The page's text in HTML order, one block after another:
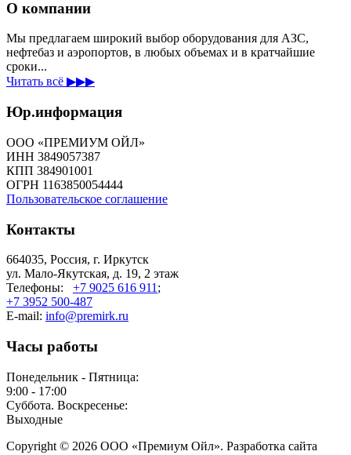
О компании
Мы предлагаем широкий выбор оборудования для АЗС,
нефтебаз и аэропортов, в любых объемах и в кратчайшие
сроки...
Читать всё ▶▶▶
Юр.информация
ООО «ПРЕМИУМ ОЙЛ»
ИНН 3849057387
КПП 384901001
ОГРН 1163850054444
Пользовательское соглашение
Контакты
664035, Россия, г. Иркутск
ул. Мало-Якутская, д. 19, 2 этаж
Телефоны: +7 9025 616 911 ;
+7 3952 500-487
E-mail: info@premirk.ru
Часы работы
Понедельник - Пятница:
9:00 - 17:00
Суббота. Воскресенье:
Выходные
Copyright © 2026 ООО «Премиум Ойл». Разработка сайта